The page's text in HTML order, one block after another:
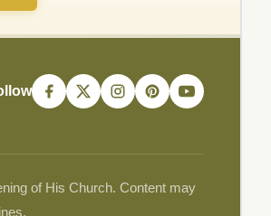
of His Church. Content may